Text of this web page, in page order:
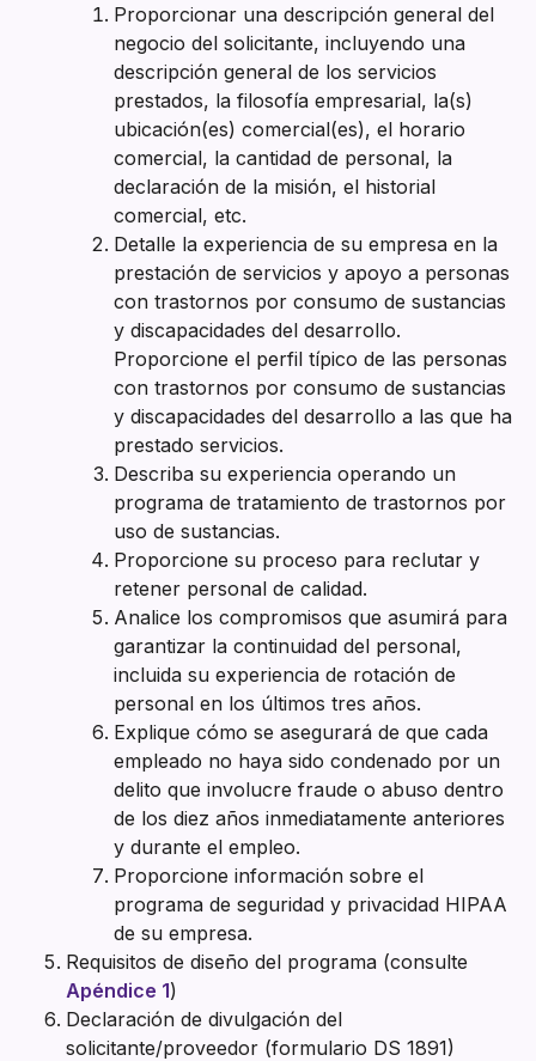
Proporcionar una descripción general del
negocio del solicitante, incluyendo una
descripción general de los servicios
prestados, la filosofía empresarial, la(s)
ubicación(es) comercial(es), el horario
comercial, la cantidad de personal, la
declaración de la misión, el historial
comercial, etc.
Detalle la experiencia de su empresa en la
prestación de servicios y apoyo a personas
con trastornos por consumo de sustancias
y discapacidades del desarrollo.
Proporcione el perfil típico de las personas
con trastornos por consumo de sustancias
y discapacidades del desarrollo a las que ha
prestado servicios.
Describa su experiencia operando un
programa de tratamiento de trastornos por
uso de sustancias.
Proporcione su proceso para reclutar y
retener personal de calidad.
Analice los compromisos que asumirá para
garantizar la continuidad del personal,
incluida su experiencia de rotación de
personal en los últimos tres años.
Explique cómo se asegurará de que cada
empleado no haya sido condenado por un
delito que involucre fraude o abuso dentro
de los diez años inmediatamente anteriores
y durante el empleo.
Proporcione información sobre el
programa de seguridad y privacidad HIPAA
de su empresa.
Requisitos de diseño del programa (consulte
Apéndice 1)
Declaración de divulgación del
solicitante/proveedor (formulario DS 1891)